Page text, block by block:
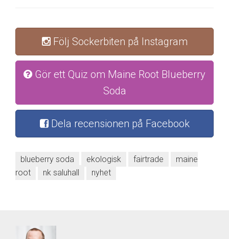
Följ Sockerbiten på Instagram
Gör ett Quiz om Maine Root Blueberry
Soda
Dela recensionen på Facebook
blueberry soda ekologisk fairtrade
maine
root
nk saluhall nyhet